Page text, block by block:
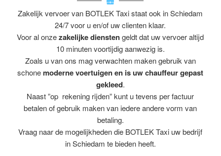
Zakelijk vervoer van BOTLEK Taxi staat ook in Schiedam
24/7 voor u en/of uw clienten klaar.
Voor al onzezakelijke dienstengeldt dat uw vervoer altijd
10 minuten voortijdig aanwezig is.
Zoals u van ons mag verwachten maken gebruik van
schone moderne voertuigen en is uw chauffeur gepast
gekleed.
Naast ”op rekening rijden” kunt u tevens per factuur
betalen of gebruik maken van iedere andere vorm van
betaling.
Vraag naar de mogelijkheden die BOTLEK Taxi uw bedrijf
in Schiedam te bieden heeft.